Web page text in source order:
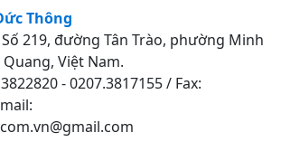
Thông
219, đường Tân Trào, phường Minh
Việt Nam.
- 0207.3817155 / Fax: